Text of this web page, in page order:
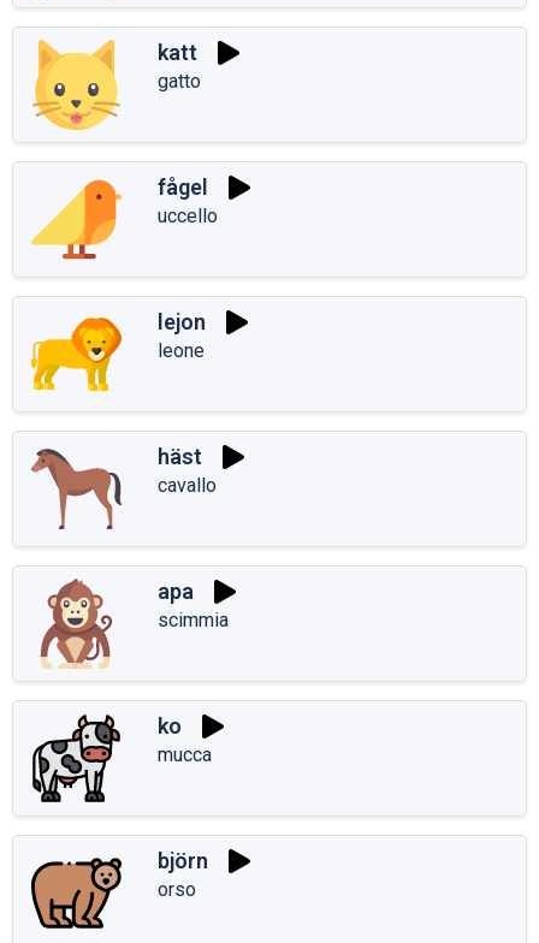
katt
gatto
fågel
uccello
lejon
leone
häst
cavallo
apa
scimmia
ko
mucca
björn
orso